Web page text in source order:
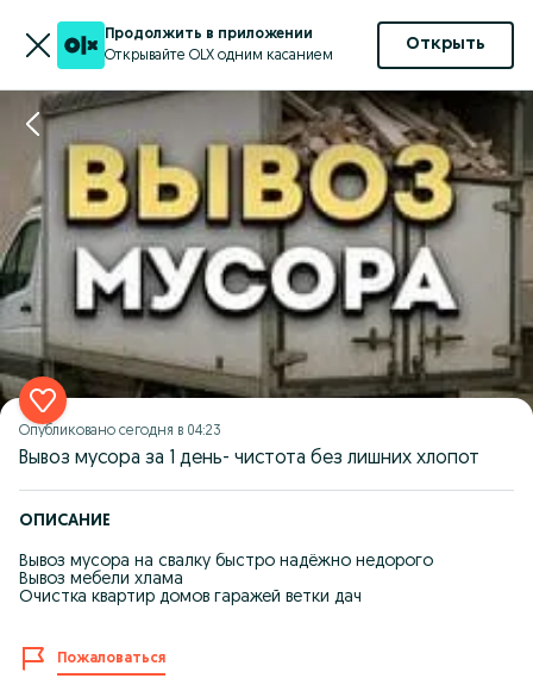
Продолжить в приложении
Открывайте OLX одним касанием
Открыть
Опубликовано сегодня в 04:23
Вывоз мусора за 1 день- чистота без лишних хлопот
ОПИСАНИЕ
Вывоз мусора на свалку быстро надёжно недорого
Вывоз мебели хлама
Очистка квартир домов гаражей ветки дач
Пожаловаться